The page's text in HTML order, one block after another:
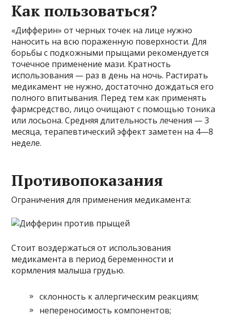
Как пользоваться?
«Дифферин» от черных точек на лице нужно
наносить на всю пораженную поверхности. Для
борьбы с подкожными прыщами рекомендуется
точечное применение мази. Кратность
использования — раз в день на ночь. Растирать
медикамент не нужно, достаточно дождаться его
полного впитывания. Перед тем как применять
фармсредство, лицо очищают с помощью тоника
или лосьона. Средняя длительность лечения — 3
месяца, терапевтический эффект заметен на 4—8
неделе.
Противопоказания
Ограничения для применения медикамента:
Стоит воздержаться от использования
медикамента в период беременности и
кормления малыша грудью.
склонность к аллергическим реакциям;
непереносимость компонентов;